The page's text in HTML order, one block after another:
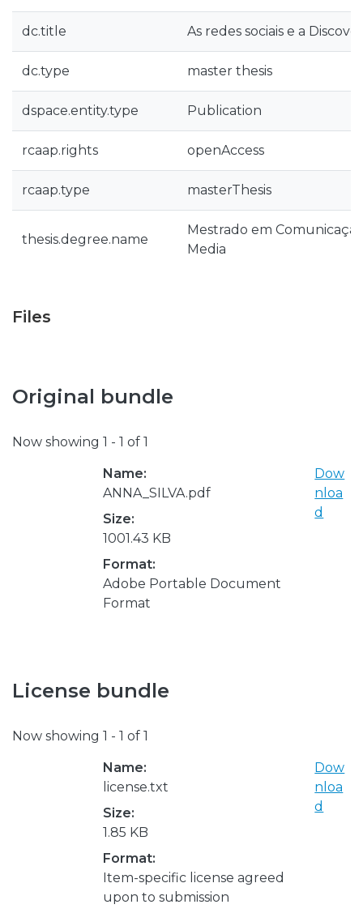
dc.title As redes sociais e a
dc.type master thesis
dspace.entity.type Publication
rcaap.rights openAccess
rcaap.type masterThesis
thesis.degree.name
Mestrado em
Media
Files
Original bundle
Now showing 1 - 1 of 1
Name:
ANNA_SILVA.pdf
Size:
1001.43 KB
Format:
Adobe Portable Document
Format
Dow
nloa
d
License bundle
Now showing 1 - 1 of 1
Name:
license.txt
Size:
1.85 KB
Format:
Item-specific license agreed
upon to submission
Dow
nloa
d